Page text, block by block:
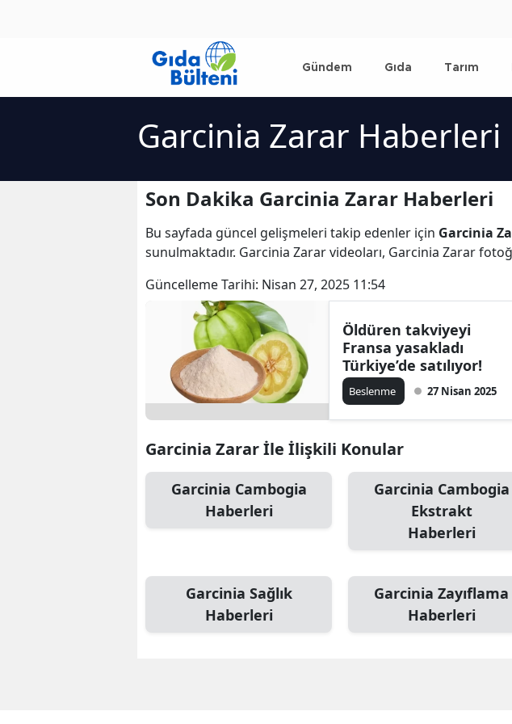
Gündem Gıda Tarım
Garcinia Zarar Haberleri
Son Dakika Garcinia Zarar Haberleri
Bu sayfada güncel gelişmeleri takip edenler için Garcinia
sunulmaktadır. Garcinia Zarar videoları, Garcinia Zarar
Güncelleme Tarihi: Nisan 27, 2025 11:54
Öldüren takviyeyi
Fransa yasakladı
Türkiye’de satılıyor!
Beslenme 27 Nisan 2025
Garcinia Zarar İle İlişkili Konular
Garcinia Cambogia
Haberleri
Garcinia Cambogia
Ekstrakt
Haberleri
Garcinia Sağlık
Haberleri
Garcinia Zayıflama
Haberleri